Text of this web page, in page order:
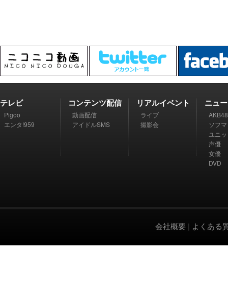
テレビ
Pigoo
エンタ!959
コンテンツ配信
動画配信
アイドルSMS
リアルイベント
ライブ
撮影会
ニュ
AKB48
ソフ
ユニ
声優
女優
DVD
会社概要 | よくある